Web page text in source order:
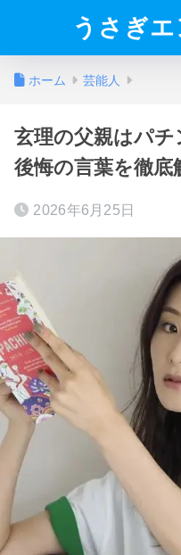
うさぎ
ホーム 芸能人
玄理の父親はパチ
後悔の言葉を徹底
2026年6月25日